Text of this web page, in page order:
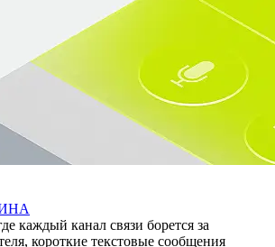
каждый канал связи борется за
короткие текстовые сообщения